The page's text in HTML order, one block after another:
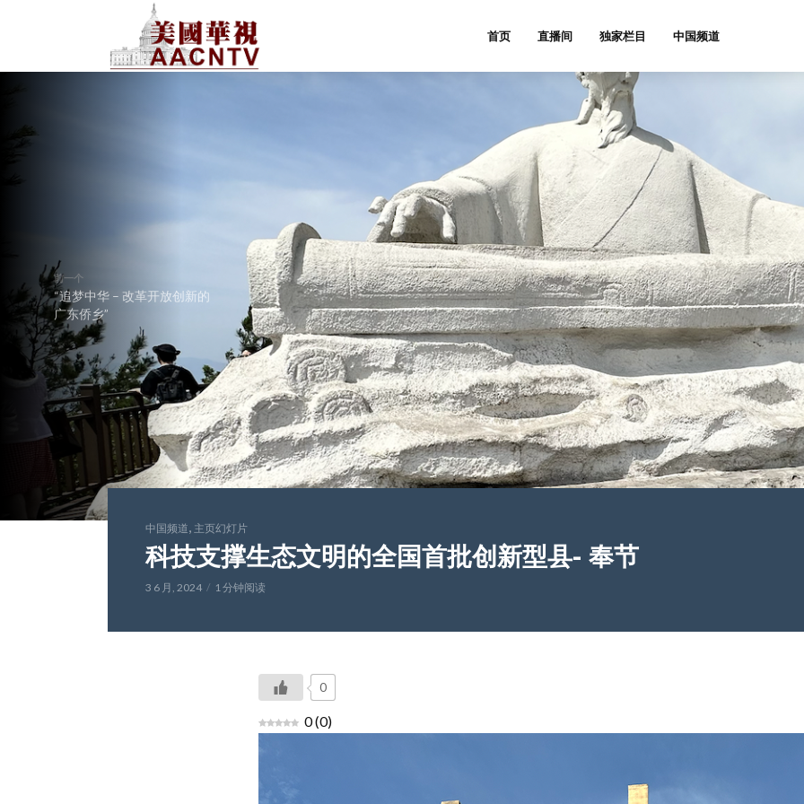
首页 直播间 独家栏目 中国频道
前一个
“追梦中华 – 改革开放创新的
广东侨乡”
中国频道, 主页幻灯片
科技支撑生态文明的全国首批创新型县- 奉节
3 6 月, 2024 1 分钟阅读
0
0(0)